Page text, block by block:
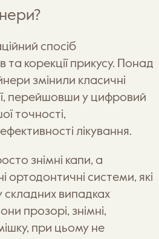
спосіб
та корекції прикусу. Понад
змінили класичні
перейшовши у цифровий
точності,
лікування.
знімні капи, а
ортодонтичні системи, які
складних випадках
прозорі, знімні,
при цьому не